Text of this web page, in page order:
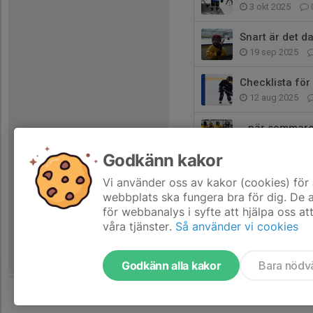
3 okt 2025
Snart är det
19 sep 2025
Checklista för
12 aug 2025
...när
24 jun 2025
Godkänn kakor
Vi använder oss av kakor (cookies)
webbplats ska fungera bra för dig. De
för webbanalys i syfte att hjälpa oss
våra tjänster. Så använder vi cookies
Godkänn alla kakor Bara